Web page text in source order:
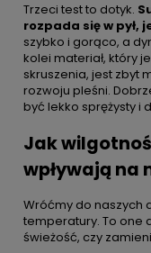
Trzeci test to dotyk.
rozpada się w pył,
szybko i gorąco, a
kolei materiał, który
skruszenia, jest zbyt
rozwoju pleśni.
być lekko sprężysty i
Jak
wpływają na
Wróćmy do naszych
temperatury. To one
świeżość, czy